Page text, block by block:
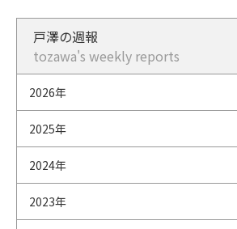
戸澤の週報
tozawa's weekly reports
2026年
2025年
2024年
2023年